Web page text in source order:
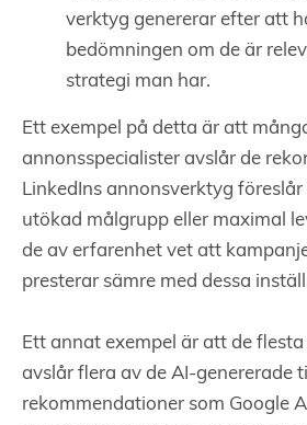
verktyg genererar efter att
bedömningen om de är
strategi man har.
Ett exempel på detta är att
annonsspecialister avslår de
LinkedIns annonsverktyg föreslår
utökad målgrupp eller maximal
de av erfarenhet vet att
presterar sämre med dessa
Ett annat exempel är att de
avslår flera av de AI-genererade
rekommendationer som Google